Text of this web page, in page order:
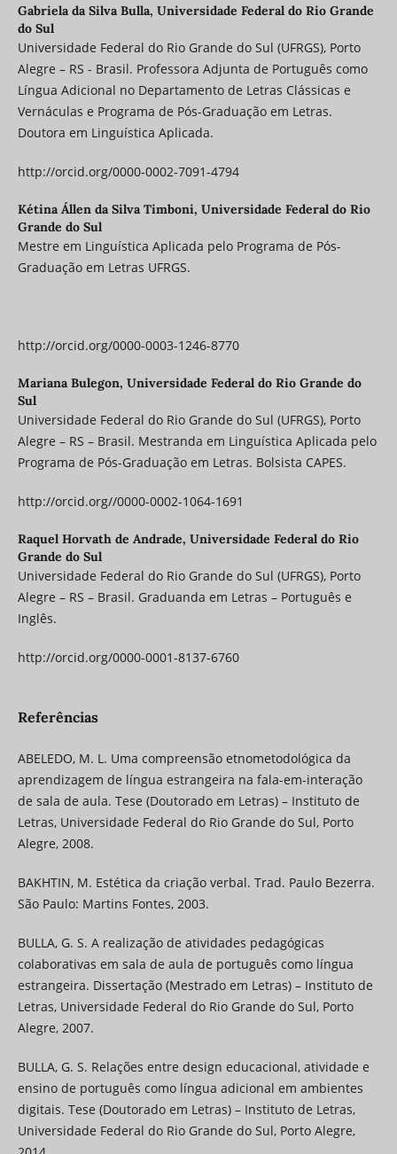
Gabriela da Silva Bulla, Universidade Federal do Rio Grande
do Sul
Universidade Federal do Rio Grande do Sul (UFRGS), Porto
Alegre – RS - Brasil. Professora Adjunta de Português como
Língua Adicional no Departamento de Letras Clássicas e
Vernáculas e Programa de Pós-Graduação em Letras.
Doutora em Linguística Aplicada.
http://orcid.org/0000-0002-7091-4794
Kétina Állen da Silva Timboni, Universidade Federal do Rio
Grande do Sul
Mestre em Linguística Aplicada pelo Programa de Pós-
Graduação em Letras UFRGS.
http://orcid.org/0000-0003-1246-8770
Mariana Bulegon, Universidade Federal do Rio Grande do
Sul
Universidade Federal do Rio Grande do Sul (UFRGS), Porto
Alegre – RS – Brasil. Mestranda em Linguística Aplicada pelo
Programa de Pós-Graduação em Letras. Bolsista CAPES.
http://orcid.org//0000-0002-1064-1691
Raquel Horvath de Andrade, Universidade Federal do Rio
Grande do Sul
Universidade Federal do Rio Grande do Sul (UFRGS), Porto
Alegre – RS – Brasil. Graduanda em Letras – Português e
Inglês.
http://orcid.org/0000-0001-8137-6760
Referências
ABELEDO, M. L. Uma compreensão etnometodológica da
aprendizagem de língua estrangeira na fala-em-interação
de sala de aula. Tese (Doutorado em Letras) – Instituto de
Letras, Universidade Federal do Rio Grande do Sul, Porto
Alegre, 2008.
BAKHTIN, M. Estética da criação verbal. Trad. Paulo Bezerra.
São Paulo: Martins Fontes, 2003.
BULLA, G. S. A realização de atividades pedagógicas
colaborativas em sala de aula de português como língua
estrangeira. Dissertação (Mestrado em Letras) – Instituto de
Letras, Universidade Federal do Rio Grande do Sul, Porto
Alegre, 2007.
BULLA, G. S. Relações entre design educacional, atividade e
ensino de português como língua adicional em ambientes
digitais. Tese (Doutorado em Letras) – Instituto de Letras,
Universidade Federal do Rio Grande do Sul, Porto Alegre,